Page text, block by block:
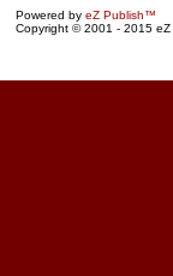
Powered by eZ Publish™
Copyright © 2001 - 2015 eZ